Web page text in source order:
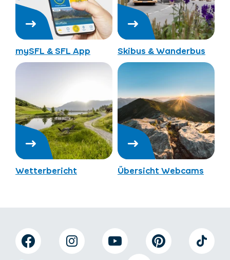
mySFL & SFL App Skibus & Wanderbus
Wetterbericht Übersicht Webcams